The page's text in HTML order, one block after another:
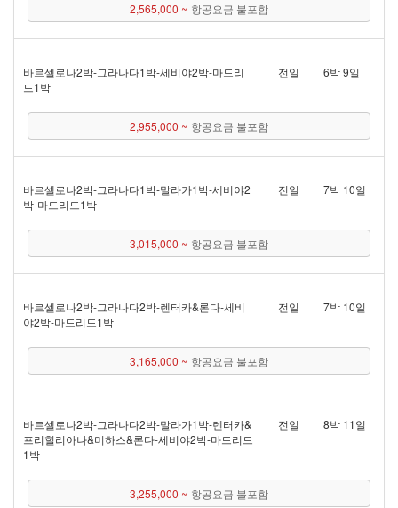
2,565,000 ~ 항공요금 불포함
바르셀로나 2박 - 그라나다 1박 - 세비야 2박 - 마드리
드 1박
전일 6박 9일
2,955,000 ~ 항공요금 불포함
바르셀로나 2박 - 그라나다 1박 - 말라가 1박 - 세비야 2
박 - 마드리드 1박
전일 7박 10일
3,015,000 ~ 항공요금 불포함
바르셀로나 2박 - 그라나다 2박 - 렌터카&론다 - 세비
야 2박 - 마드리드 1박
전일 7박 10일
3,165,000 ~ 항공요금 불포함
바르셀로나 2박 - 그라나다 2박 - 말라가 1박 - 렌터카&
프리힐리아나&미하스&론다 - 세비야 2박 - 마드리드
1박
전일 8박 11일
3,255,000 ~ 항공요금 불포함